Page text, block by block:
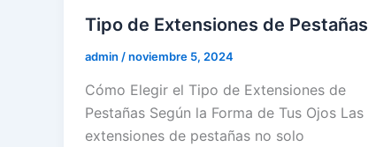
Tipo de Extensiones de Pestañas
admin /noviembre 5, 2024
Cómo Elegir el Tipo de Extensiones de
Pestañas Según la Forma de Tus Ojos Las
extensiones de pestañas no solo